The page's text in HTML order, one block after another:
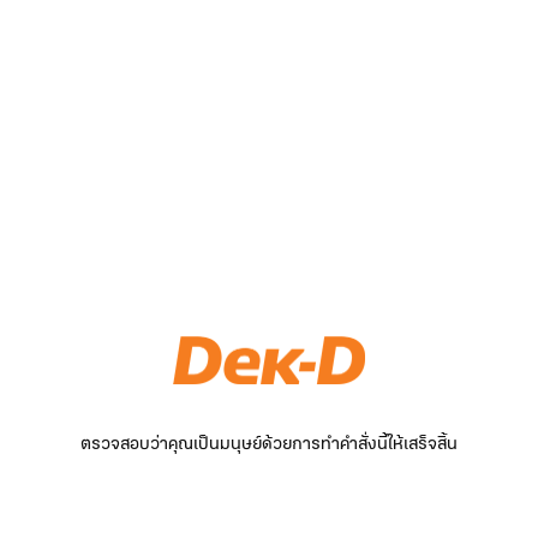
ตรวจสอบว่าคุณเป็นมนุษย์ด้วยการทำคำสั่งนี้ให้เสร็จสิ้น